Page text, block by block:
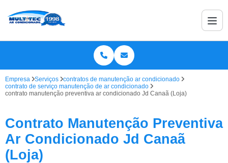
Empresa Serviços
contratos de manutenção ar condicionado
contrato de serviço manutenção de ar condicionado
contrato manutenção preventiva ar condicionado Jd Canaã (Loja)
Contrato Manutenção Preventiva
Ar Condicionado Jd Canaã
(Loja)